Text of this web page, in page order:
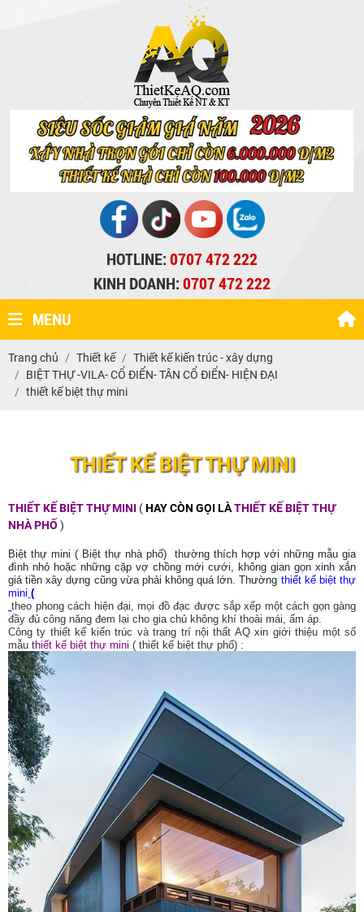
HOTLINE:0707 472 222
KINH DOANH:0707 472 222
MENU
Trang chủ Thiết kế
Thiết kế kiến trúc - xây dựng
BIỆT THỰ -VILA- CỔ ĐIỂN- TÂN CỔ ĐIỂN- HIỆN ĐẠI
thiết kế biệt thự mini
THIẾT KẾ BIỆT THỰ MINI
THIẾT KẾ BIỆT THỰ MINI (HAY CÒN GỌI LÀTHIẾT KẾ BIỆT THỰ
NHÀ PHỐ )
Biệt thự mini ( Biệt thự nhà phố) thường thích hợp với những mẫu gia
đình nhỏ hoặc những cặp vợ chồng mới cưới, không gian gọn xinh xắn
giá tiền xây dựng cũng vừa phải không quá lớn. Thường thiết kế biệt thự
mini (
theo phong cách hiện đại, mọi đồ đạc được sắp xếp một cách gọn gàng
đầy đủ công năng đem lại cho gia chủ không khí thoải mái, ấm áp.
Công ty thiết kế kiến trúc và trang trí nội thất AQ xin giới thiệu một số
mẫu thiết kế biệt thự mini ( thiết kế biệt thự phố) :